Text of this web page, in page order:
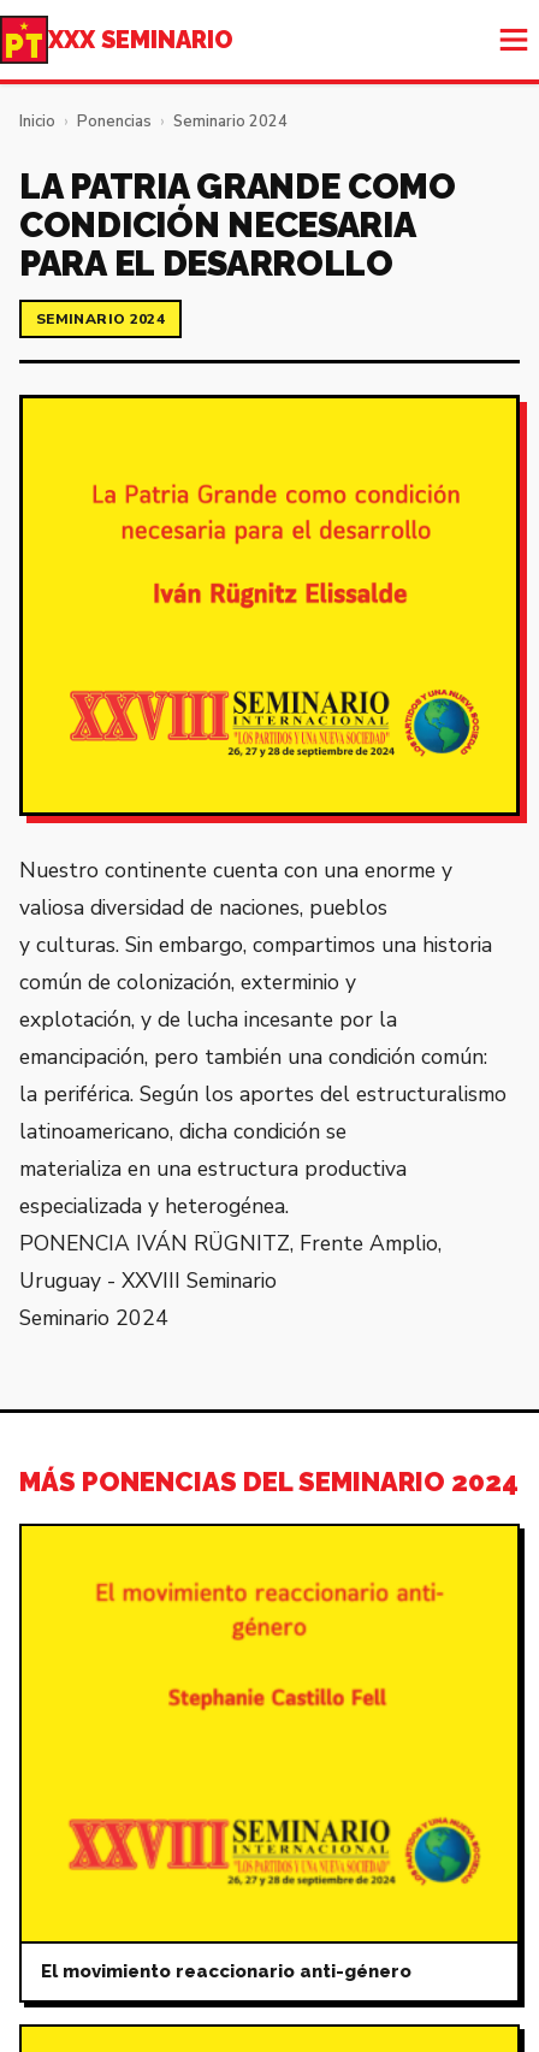
XXX SEMINARIO
Inicio › Ponencias › Seminario 2024
LA PATRIA GRANDE COMO
CONDICIÓN NECESARIA
PARA EL DESARROLLO
SEMINARIO 2024
Nuestro continente cuenta con una enorme y
valiosa diversidad de naciones, pueblos
y culturas. Sin embargo, compartimos una historia
común de colonización, exterminio y
explotación, y de lucha incesante por la
emancipación, pero también una condición común:
la periférica. Según los aportes del estructuralismo
latinoamericano, dicha condición se
materializa en una estructura productiva
especializada y heterogénea.
PONENCIA IVÁN RÜGNITZ, Frente Amplio,
Uruguay - XXVIII Seminario
Seminario 2024
MÁS PONENCIAS DEL SEMINARIO 2024
El movimiento reaccionario anti-género